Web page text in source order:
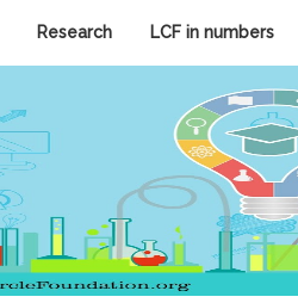
Research LCF in numbers